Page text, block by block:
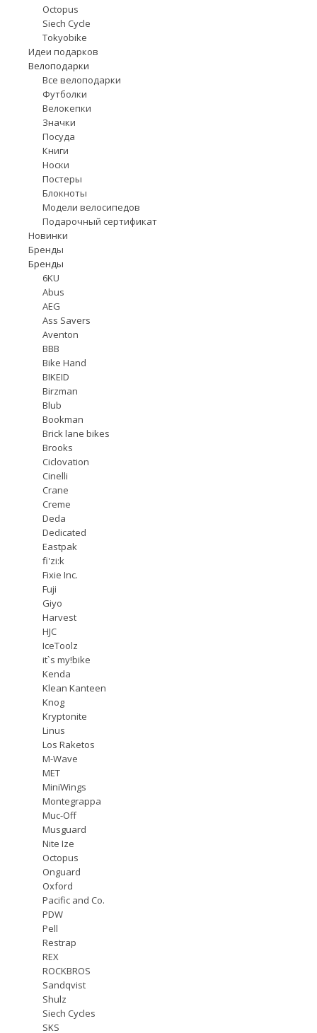
Octopus
Siech Cycle
Tokyobike
Идеи подарков
Велоподарки
Все велоподарки
Футболки
Велокепки
Значки
Посуда
Книги
Носки
Постеры
Блокноты
Модели велосипедов
Подарочный сертификат
Новинки
Бренды
Бренды
6KU
Abus
AEG
Ass Savers
Aventon
BBB
Bike Hand
BIKEID
Birzman
Blub
Bookman
Brick lane bikes
Brooks
Ciclovation
Cinelli
Crane
Creme
Deda
Dedicated
Eastpak
fi'zi:k
Fixie Inc.
Fuji
Giyo
Harvest
HJC
IceToolz
it`s my!bike
Kenda
Klean Kanteen
Knog
Kryptonite
Linus
Los Raketos
M-Wave
MET
MiniWings
Montegrappa
Muc-Off
Musguard
Nite Ize
Octopus
Onguard
Oxford
Pacific and Co.
PDW
Pell
Restrap
REX
ROCKBROS
Sandqvist
Shulz
Siech Cycles
SKS